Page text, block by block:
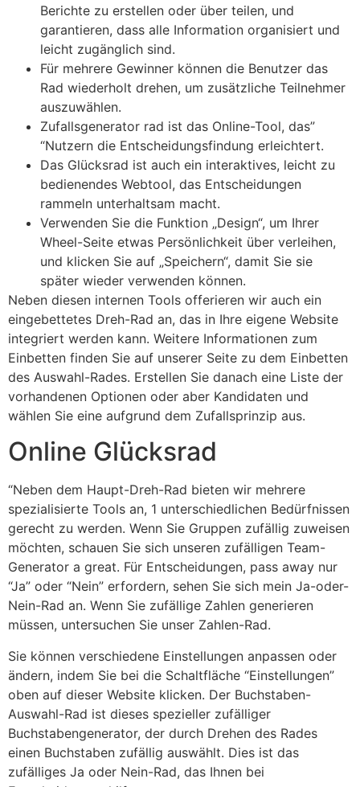
Berichte zu erstellen oder über teilen, und
garantieren, dass alle Information organisiert und
leicht zugänglich sind.
Für mehrere Gewinner können die Benutzer das
Rad wiederholt drehen, um zusätzliche Teilnehmer
auszuwählen.
Zufallsgenerator rad ist das Online-Tool, das”
“Nutzern die Entscheidungsfindung erleichtert.
Das Glücksrad ist auch ein interaktives, leicht zu
bedienendes Webtool, das Entscheidungen
rammeln unterhaltsam macht.
Verwenden Sie die Funktion „Design“, um Ihrer
Wheel-Seite etwas Persönlichkeit über verleihen,
und klicken Sie auf „Speichern“, damit Sie sie
später wieder verwenden können.
Neben diesen internen Tools offerieren wir auch ein
eingebettetes Dreh-Rad an, das in Ihre eigene Website
integriert werden kann. Weitere Informationen zum
Einbetten finden Sie auf unserer Seite zu dem Einbetten
des Auswahl-Rades. Erstellen Sie danach eine Liste der
vorhandenen Optionen oder aber Kandidaten und
wählen Sie eine aufgrund dem Zufallsprinzip aus.
Online Glücksrad
“Neben dem Haupt-Dreh-Rad bieten wir mehrere
spezialisierte Tools an, 1 unterschiedlichen Bedürfnissen
gerecht zu werden. Wenn Sie Gruppen zufällig zuweisen
möchten, schauen Sie sich unseren zufälligen Team-
Generator a great. Für Entscheidungen, pass away nur
“Ja” oder “Nein” erfordern, sehen Sie sich mein Ja-oder-
Nein-Rad an. Wenn Sie zufällige Zahlen generieren
müssen, untersuchen Sie unser Zahlen-Rad.
Sie können verschiedene Einstellungen anpassen oder
ändern, indem Sie bei die Schaltfläche “Einstellungen”
oben auf dieser Website klicken. Der Buchstaben-
Auswahl-Rad ist dieses spezieller zufälliger
Buchstabengenerator, der durch Drehen des Rades
einen Buchstaben zufällig auswählt. Dies ist das
zufälliges Ja oder Nein-Rad, das Ihnen bei